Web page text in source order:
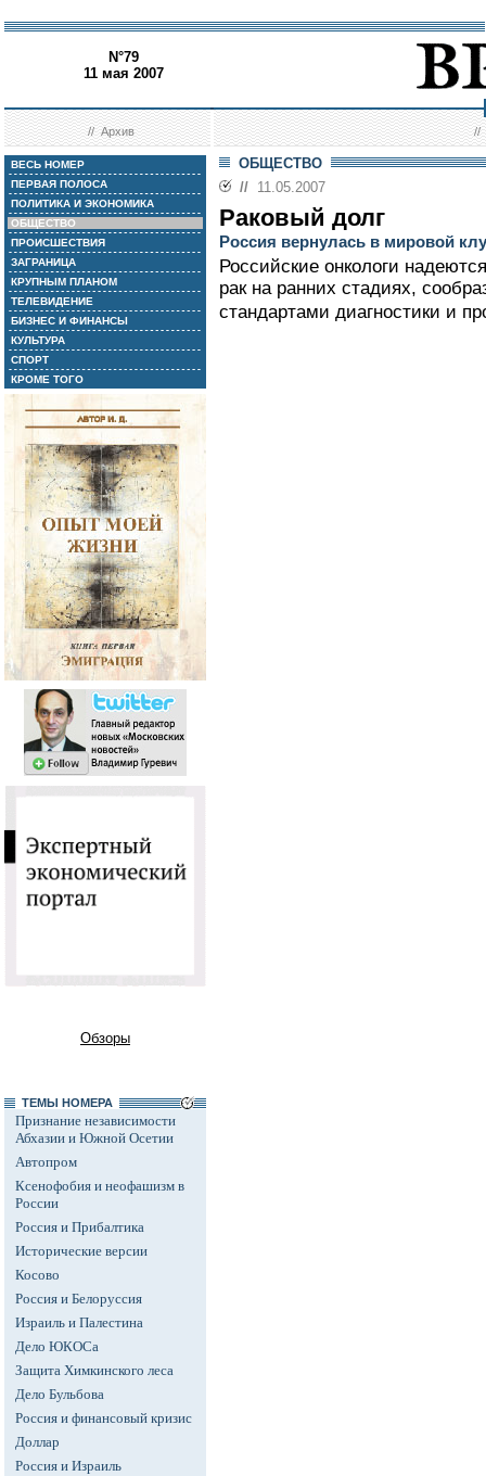
N°79
11 мая 2007
//Архив //
ВЕСЬ НОМЕР
ПЕРВАЯ ПОЛОСА
ПОЛИТИКА И ЭКОНОМИКА
ОБЩЕСТВО
ПРОИСШЕСТВИЯ
ЗАГРАНИЦА
КРУПНЫМ ПЛАНОМ
ТЕЛЕВИДЕНИЕ
БИЗНЕС И ФИНАНСЫ
КУЛЬТУРА
СПОРТ
КРОМЕ ТОГО
Обзоры
ТЕМЫ НОМЕРА
Признание независимости
Абхазии и Южной Осетии
Автопром
Ксенофобия и неофашизм в
России
Россия и Прибалтика
Исторические версии
Косово
Россия и Белоруссия
Израиль и Палестина
Дело ЮКОСа
Защита Химкинского леса
Дело Бульбова
Россия и финансовый кризис
Доллар
Россия и Израиль
ОБЩЕСТВО
// 11.05.2007
Раковый долг
Россия вернулась в мировой
Российские онкологи
рак на ранних стадиях,
стандартами диагностики и